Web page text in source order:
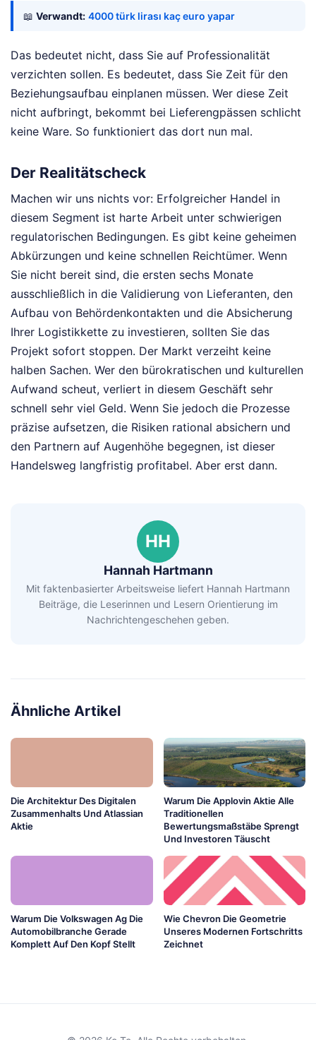
📖 Verwandt: 4000 türk lirası kaç euro yapar
Das bedeutet nicht, dass Sie auf Professionalität
verzichten sollen. Es bedeutet, dass Sie Zeit für den
Beziehungsaufbau einplanen müssen. Wer diese Zeit
nicht aufbringt, bekommt bei Lieferengpässen schlicht
keine Ware. So funktioniert das dort nun mal.
Der Realitätscheck
Machen wir uns nichts vor: Erfolgreicher Handel in
diesem Segment ist harte Arbeit unter schwierigen
regulatorischen Bedingungen. Es gibt keine geheimen
Abkürzungen und keine schnellen Reichtümer. Wenn
Sie nicht bereit sind, die ersten sechs Monate
ausschließlich in die Validierung von Lieferanten, den
Aufbau von Behördenkontakten und die Absicherung
Ihrer Logistikkette zu investieren, sollten Sie das
Projekt sofort stoppen. Der Markt verzeiht keine
halben Sachen. Wer den bürokratischen und kulturellen
Aufwand scheut, verliert in diesem Geschäft sehr
schnell sehr viel Geld. Wenn Sie jedoch die Prozesse
präzise aufsetzen, die Risiken rational absichern und
den Partnern auf Augenhöhe begegnen, ist dieser
Handelsweg langfristig profitabel. Aber erst dann.
HH
Hannah Hartmann
Mit faktenbasierter Arbeitsweise liefert Hannah Hartmann
Beiträge, die Leserinnen und Lesern Orientierung im
Nachrichtengeschehen geben.
Ähnliche Artikel
Die Architektur Des Digitalen
Zusammenhalts Und Atlassian
Aktie
Warum Die Applovin Aktie Alle
Traditionellen
Bewertungsmaßstäbe Sprengt
Und Investoren Täuscht
Warum Die Volkswagen Ag Die
Automobilbranche Gerade
Komplett Auf Den Kopf Stellt
Wie Chevron Die Geometrie
Unseres Modernen Fortschritts
Zeichnet